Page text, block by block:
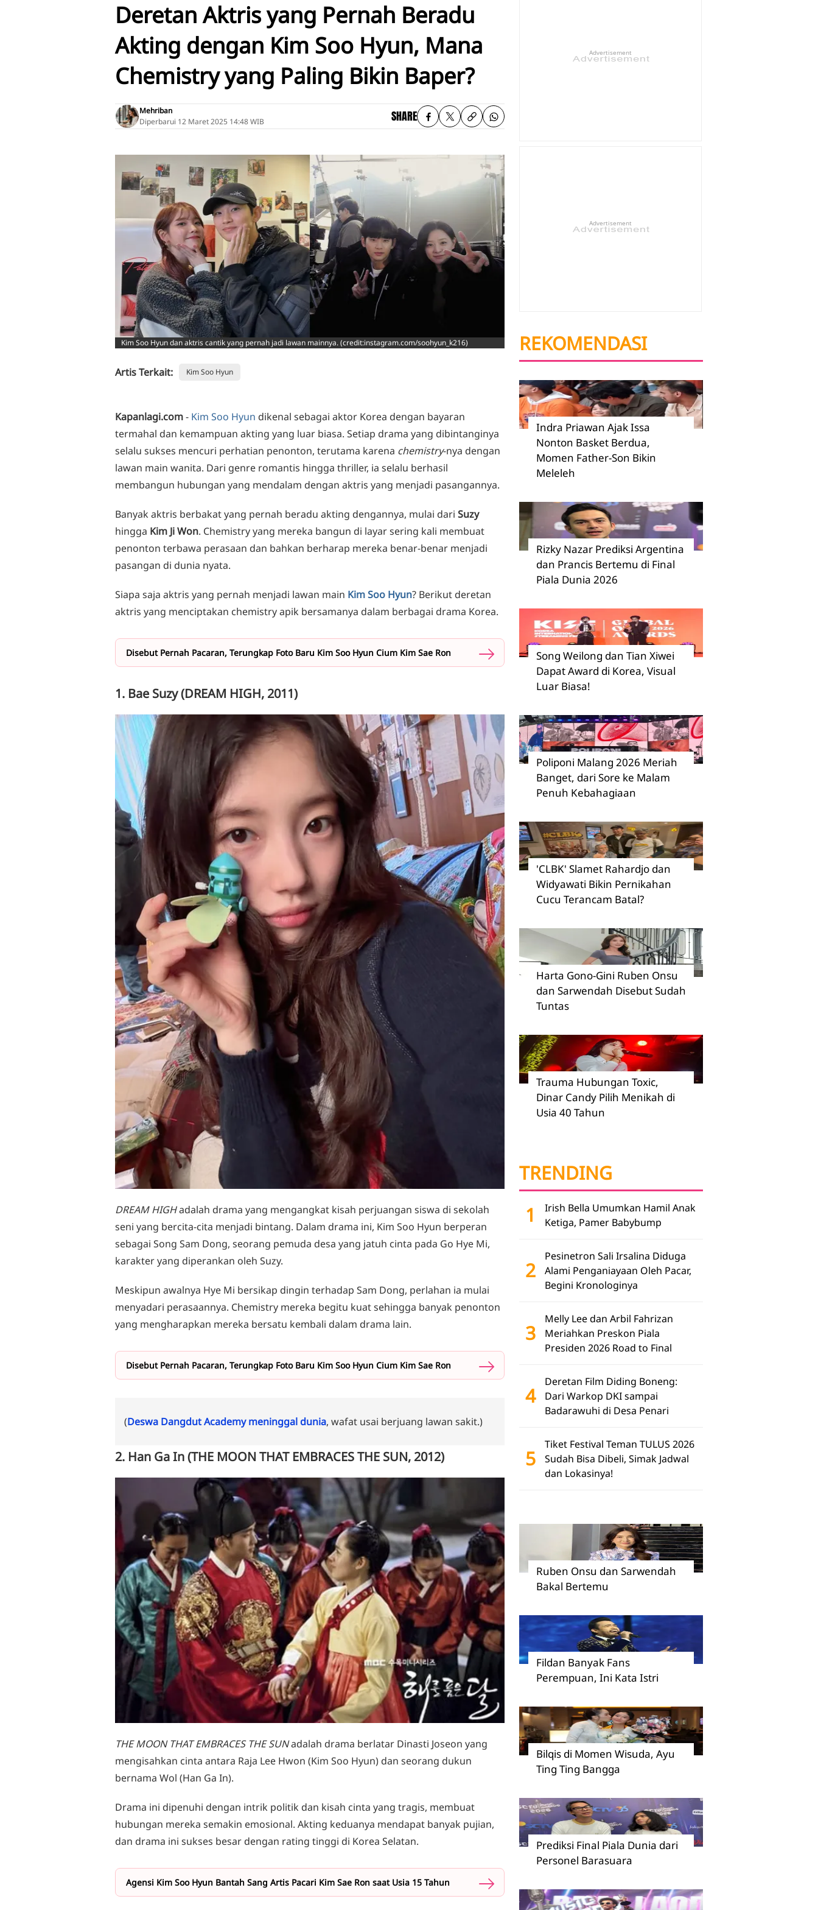
Deretan Aktris yang Pernah Beradu
Akting dengan Kim Soo Hyun, Mana
Chemistry yang Paling Bikin Baper?
Mehriban
Diperbarui 12 Maret 2025 14:48 WIB SHARE
Kim Soo Hyun dan aktris cantik yang pernah jadi lawan mainnya. (credit:instagram.com/soohyun_k216)
Artis Terkait: Kim Soo Hyun
Kapanlagi.com- Kim Soo Hyun dikenal sebagai aktor Korea dengan bayaran
termahal dan kemampuan akting yang luar biasa. Setiap drama yang dibintanginya
selalu sukses mencuri perhatian penonton, terutama karena chemistry-nya dengan
lawan main wanita. Dari genre romantis hingga thriller, ia selalu berhasil
membangun hubungan yang mendalam dengan aktris yang menjadi pasangannya.
Banyak aktris berbakat yang pernah beradu akting dengannya, mulai dari Suzy
hingga Kim Ji Won. Chemistry yang mereka bangun di layar sering kali membuat
penonton terbawa perasaan dan bahkan berharap mereka benar-benar menjadi
pasangan di dunia nyata.
Siapa saja aktris yang pernah menjadi lawan main Kim Soo Hyun? Berikut deretan
aktris yang menciptakan chemistry apik bersamanya dalam berbagai drama Korea.
Disebut Pernah Pacaran, Terungkap Foto Baru Kim Soo Hyun Cium Kim Sae Ron
1. Bae Suzy (DREAM HIGH, 2011)
DREAM HIGHadalah drama yang mengangkat kisah perjuangan siswa di sekolah
seni yang bercita-cita menjadi bintang. Dalam drama ini, Kim Soo Hyun berperan
sebagai Song Sam Dong, seorang pemuda desa yang jatuh cinta pada Go Hye Mi,
karakter yang diperankan oleh Suzy.
Meskipun awalnya Hye Mi bersikap dingin terhadap Sam Dong, perlahan ia mulai
menyadari perasaannya. Chemistry mereka begitu kuat sehingga banyak penonton
yang mengharapkan mereka bersatu kembali dalam drama lain.
Disebut Pernah Pacaran, Terungkap Foto Baru Kim Soo Hyun Cium Kim Sae Ron
(Deswa Dangdut Academy meninggal dunia, wafat usai berjuang lawan sakit.)
2. Han Ga In (THE MOON THAT EMBRACES THE SUN, 2012)
THE MOON THAT EMBRACES THE SUNadalah drama berlatar Dinasti Joseon yang
mengisahkan cinta antara Raja Lee Hwon (Kim Soo Hyun) dan seorang dukun
bernama Wol (Han Ga In).
Drama ini dipenuhi dengan intrik politik dan kisah cinta yang tragis, membuat
hubungan mereka semakin emosional. Akting keduanya mendapat banyak pujian,
dan drama ini sukses besar dengan rating tinggi di Korea Selatan.
Agensi Kim Soo Hyun Bantah Sang Artis Pacari Kim Sae Ron saat Usia 15 Tahun
Advertisement
Advertisement
REKOMENDASI
Indra Priawan Ajak Issa
Nonton Basket Berdua,
Momen Father-Son Bikin
Meleleh
Rizky Nazar Prediksi Argentina
dan Prancis Bertemu di Final
Piala Dunia 2026
Song Weilong dan Tian Xiwei
Dapat Award di Korea, Visual
Luar Biasa!
Poliponi Malang 2026 Meriah
Banget, dari Sore ke Malam
Penuh Kebahagiaan
'CLBK' Slamet Rahardjo dan
Widyawati Bikin Pernikahan
Cucu Terancam Batal?
Harta Gono-Gini Ruben Onsu
dan Sarwendah Disebut Sudah
Tuntas
Trauma Hubungan Toxic,
Dinar Candy Pilih Menikah di
Usia 40 Tahun
TRENDING
1
Irish Bella Umumkan Hamil Anak
Ketiga, Pamer Babybump
2
Pesinetron Sali Irsalina Diduga
Alami Penganiayaan Oleh Pacar,
Begini Kronologinya
3
Melly Lee dan Arbil Fahrizan
Meriahkan Preskon Piala
Presiden 2026 Road to Final
4
Deretan Film Diding Boneng:
Dari Warkop DKI sampai
Badarawuhi di Desa Penari
5
Tiket Festival Teman TULUS 2026
Sudah Bisa Dibeli, Simak Jadwal
dan Lokasinya!
Ruben Onsu dan Sarwendah
Bakal Bertemu
Fildan Banyak Fans
Perempuan, Ini Kata Istri
Bilqis di Momen Wisuda, Ayu
Ting Ting Bangga
Prediksi Final Piala Dunia dari
Personel Barasuara